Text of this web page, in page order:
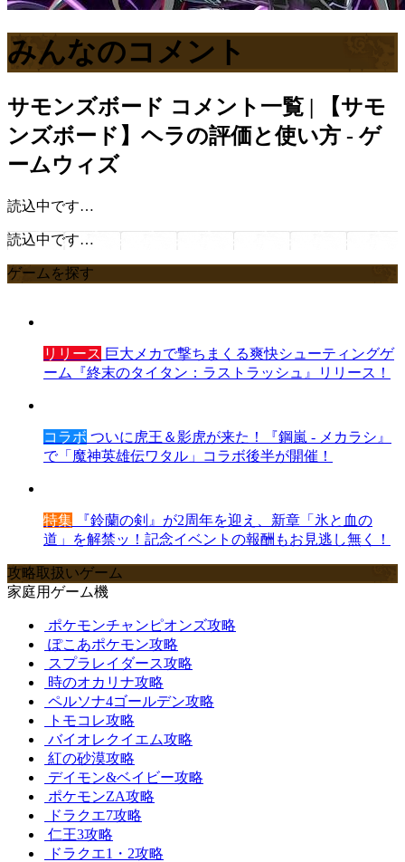
みんなのコメント
サモンズボード コメント一覧 | 【サモ
ンズボード】ヘラの評価と使い方 - ゲ
ームウィズ
読込中です…
読込中です…
ゲームを探す
リリース 巨大メカで撃ちまくる爽快シューティングゲ
ーム『終末のタイタン：ラストラッシュ』リリース！
コラボ ついに虎王＆影虎が来た！『鋼嵐 - メカラシ』
で「魔神英雄伝ワタル」コラボ後半が開催！
特集 『鈴蘭の剣』が2周年を迎え、新章「氷と血の
道」を解禁ッ！記念イベントの報酬もお見逃し無く！
攻略取扱いゲーム
家庭用ゲーム機
ポケモンチャンピオンズ攻略
ぽこあポケモン攻略
スプラレイダース攻略
時のオカリナ攻略
ペルソナ4ゴールデン攻略
トモコレ攻略
バイオレクイエム攻略
紅の砂漠攻略
デイモン&ベイビー攻略
ポケモンZA攻略
ドラクエ7攻略
仁王3攻略
ドラクエ1・2攻略